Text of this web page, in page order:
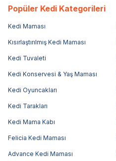
Popüler Kedi Kategorileri
Kedi Maması
Kısırlaştırılmış Kedi Maması
Kedi Tuvaleti
Kedi Konservesi & Yaş Maması
Kedi Oyuncakları
Kedi Tarakları
Kedi Mama Kabı
Felicia Kedi Maması
Advance Kedi Maması